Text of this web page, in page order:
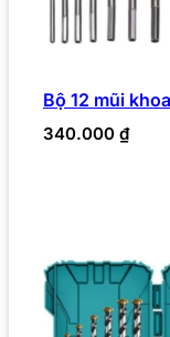
Bộ 12 mũi
340.000 ₫